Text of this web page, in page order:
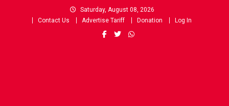
Saturday, August 08, 2026
Contact Us
Advertise Tariff Donation Log In